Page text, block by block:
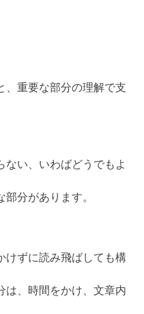
、重要な部分の理解で支
ない、いわばどうでもよ
分があります。
けずに読み飛ばしても構
は、時間をかけ、文章内